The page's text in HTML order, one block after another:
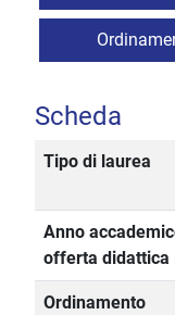
Scheda
Tipo di laurea
Anno
offerta didattica
Ordinamento